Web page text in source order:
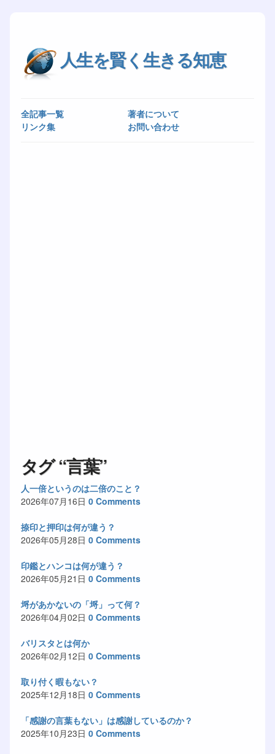
人生を賢く生きる知恵
全記事一覧
著者について
リンク集
お問い合わせ
タグ “言葉”
人一倍というのは二倍のこと？
2026年07月16日 0 Comments
捺印と押印は何が違う？
2026年05月28日 0 Comments
印鑑とハンコは何が違う？
2026年05月21日 0 Comments
埒があかないの「埒」って何？
2026年04月02日 0 Comments
バリスタとは何か
2026年02月12日 0 Comments
取り付く暇もない？
2025年12月18日 0 Comments
「感謝の言葉もない」は感謝しているのか？
2025年10月23日 0 Comments